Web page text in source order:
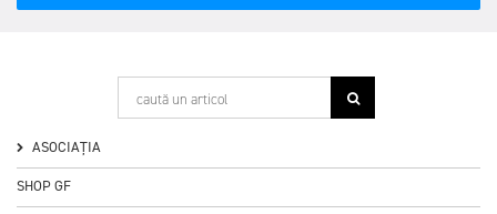
ASOCIAȚIA
SHOP GF